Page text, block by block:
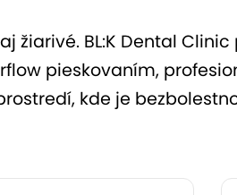
žiarivé. BL:K Dental
pieskovaním,
kde je